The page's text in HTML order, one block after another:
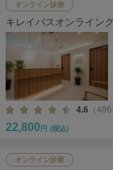
オンライン診療
キレイパスオンライン
4.6 （486
22,800 円 (税込)
オンライン診療